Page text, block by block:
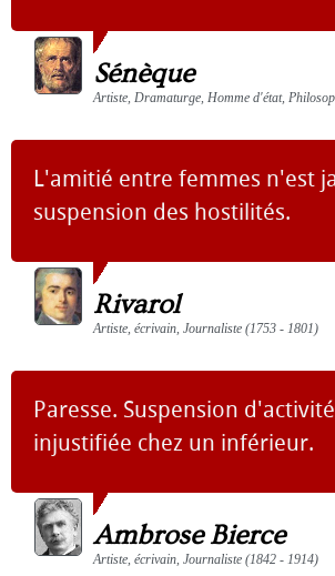
Sénèque
Artiste, Dramaturge, Homme d'état,
L'amitié entre femmes n'est
suspension des hostilités.
Rivarol
Artiste, écrivain, Journaliste (1753 - 1801)
Paresse. Suspension
injustifiée chez un inférieur.
Ambrose Bierce
Artiste, écrivain, Journaliste (1842 - 1914)